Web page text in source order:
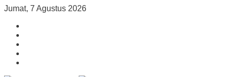
Jumat, 7 Agustus 2026